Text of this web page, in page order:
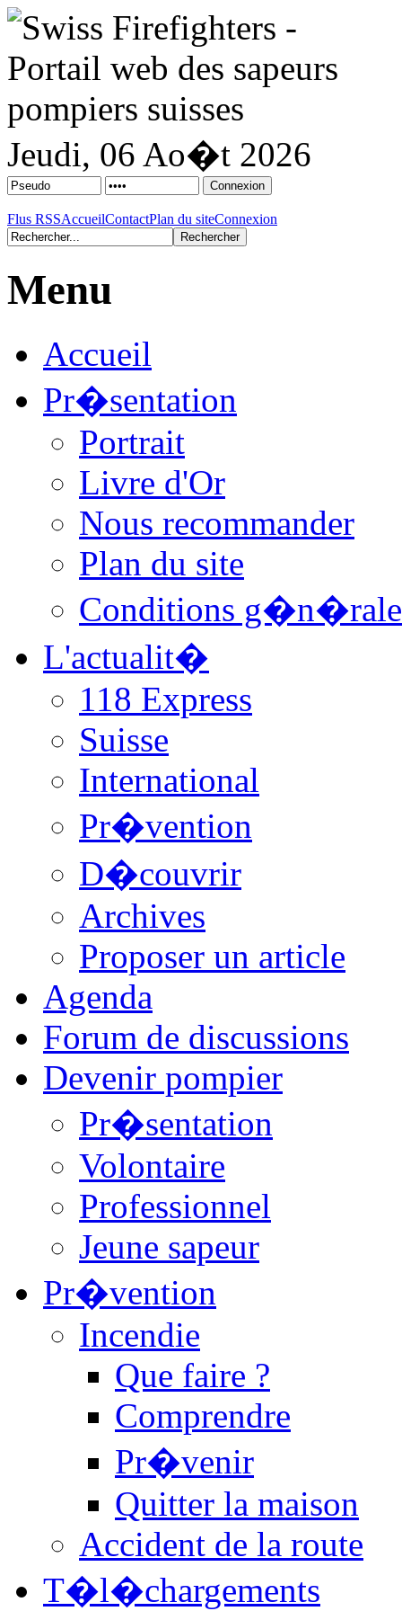
Jeudi, 06 Ao�t 2026
Flus RSSAccueilContactPlan du siteConnexion
Menu
Accueil
Pr�sentation
Portrait
Livre d'Or
Nous recommander
Plan du site
Conditions
L'actualit�
118 Express
Suisse
International
Pr�vention
D�couvrir
Archives
Proposer un article
Agenda
Forum de discussions
Devenir pompier
Pr�sentation
Volontaire
Professionnel
Jeune sapeur
Pr�vention
Incendie
Que faire ?
Comprendre
Pr�venir
Quitter la maison
Accident de la route
T�l�chargements